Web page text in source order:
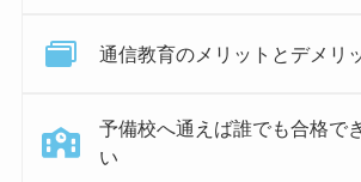
通信教育のメリットとデメリ
予備校へ通えば誰でも合格で
い